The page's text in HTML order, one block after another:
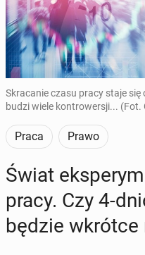
Skracanie czasu pracy staje
budzi wiele kontrowersji... (Fot.
Praca Prawo
Świat
pracy. Czy 4-
będzie wkrótce